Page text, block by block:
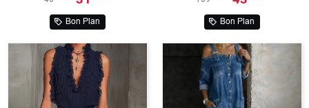
Bon Plan
Fermeture Éclair et
Pantalon Large Plissé –
Selviora™
Bon Plan